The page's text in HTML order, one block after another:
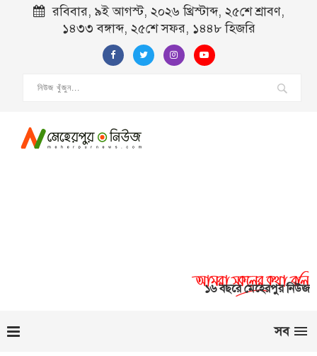
রবিবার, ৯ই আগস্ট, ২০২৬ খ্রিস্টাব্দ, ২৫শে শ্রাবণ,
১৪৩৩ বঙ্গাব্দ, ২৫শে সফর, ১৪৪৮ হিজরি
১৬ বছরে মেহেরপুর নিউজ
সব